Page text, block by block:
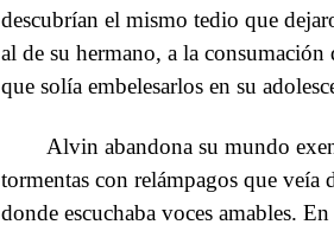
descubrían el mismo tedio que
al de su hermano, a la
que solía embelesarlos en su
Alvin abandona su mundo
tormentas con relámpagos que veía
donde escuchaba voces amables.